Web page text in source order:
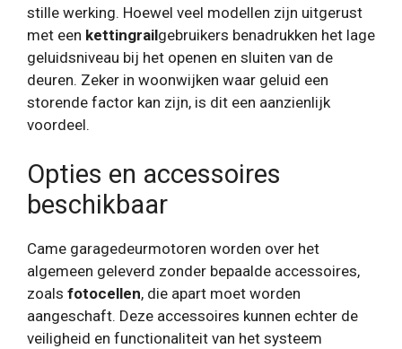
stille werking. Hoewel veel modellen zijn uitgerust
met een kettingrailgebruikers benadrukken het lage
geluidsniveau bij het openen en sluiten van de
deuren. Zeker in woonwijken waar geluid een
storende factor kan zijn, is dit een aanzienlijk
voordeel.
Opties en accessoires
beschikbaar
Came garagedeurmotoren worden over het
algemeen geleverd zonder bepaalde accessoires,
zoals fotocellen, die apart moet worden
aangeschaft. Deze accessoires kunnen echter de
veiligheid en functionaliteit van het systeem